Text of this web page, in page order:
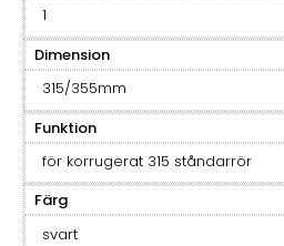
1
Dimension
315/355mm
Funktion
för korrugerat 315 ståndarrör
Färg
svart